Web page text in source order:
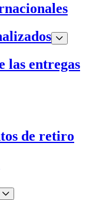
las entregas
de retiro